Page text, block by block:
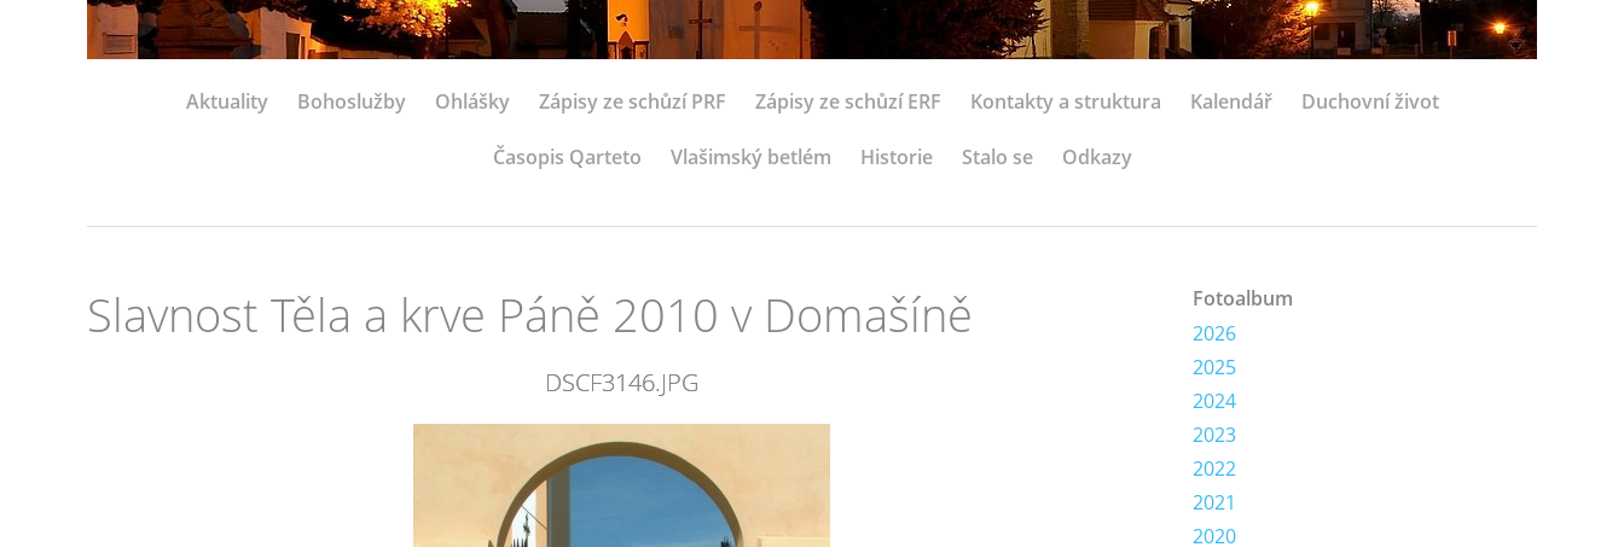
Aktuality Bohoslužby Ohlášky Zápisy ze schůzí PRF Zápisy ze schůzí ERF Kontakty a struktura Kalendář Duchovní život
Časopis Qarteto Vlašimský betlém Historie Stalo se Odkazy
Slavnost Těla a krve Páně 2010 v Domašíně
DSCF3146.JPG
Fotoalbum
2026
2025
2024
2023
2022
2021
2020